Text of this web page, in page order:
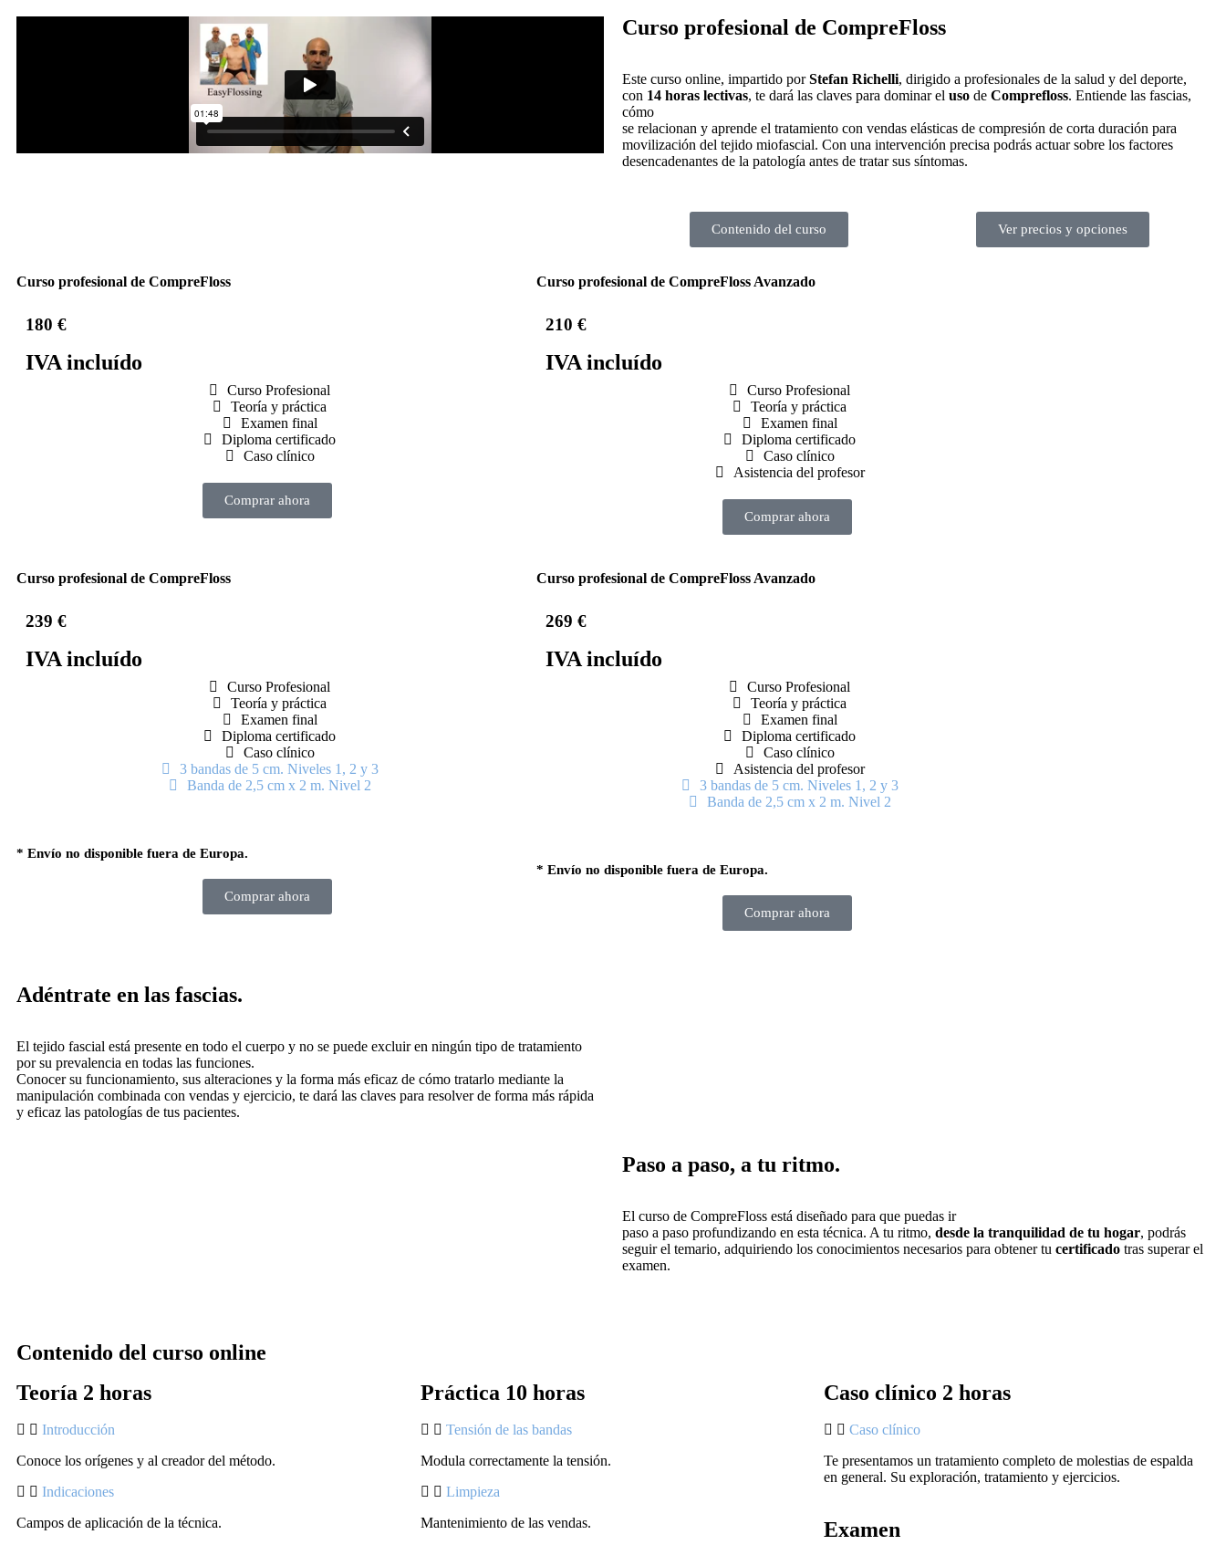
Curso profesional de CompreFloss
Este curso online, impartido porStefan Richelli, dirigido a profesionales de la salud y del deporte,
con 14 horas lectivas, te dará las claves para dominar el uso de Comprefloss. Entiende las fascias,
cómo
se relacionan y aprende el tratamiento con vendas elásticas de compresión de corta duración para
movilización del tejido miofascial. Con una intervención precisa podrás actuar sobre los factores
desencadenantes de la patología antes de tratar sus síntomas.
Contenido del curso Ver precios y opciones
Curso profesional de CompreFloss
180 €
IVA incluído
Curso Profesional
Teoría y práctica
Examen final
Diploma certificado
Caso clínico
Comprar ahora
Curso profesional de CompreFloss Avanzado
210 €
IVA incluído
Curso Profesional
Teoría y práctica
Examen final
Diploma certificado
Caso clínico
Asistencia del profesor
Comprar ahora
Curso profesional de CompreFloss
239 €
IVA incluído
Curso Profesional
Teoría y práctica
Examen final
Diploma certificado
Caso clínico
3 bandas de 5 cm. Niveles 1, 2 y 3
Banda de 2,5 cm x 2 m. Nivel 2
* Envío no disponible fuera de Europa.
Comprar ahora
Curso profesional de CompreFloss Avanzado
269 €
IVA incluído
Curso Profesional
Teoría y práctica
Examen final
Diploma certificado
Caso clínico
Asistencia del profesor
3 bandas de 5 cm. Niveles 1, 2 y 3
Banda de 2,5 cm x 2 m. Nivel 2
* Envío no disponible fuera de Europa.
Comprar ahora
Adéntrate en las fascias.
El tejido fascial está presente en todo el cuerpo y no se puede excluir en ningún tipo de tratamiento
por su prevalencia en todas las funciones.
Conocer su funcionamiento, sus alteraciones y la forma más eficaz de cómo tratarlo mediante la
manipulación combinada con vendas y ejercicio, te dará las claves para resolver de forma más rápida
y eficaz las patologías de tus pacientes.
Paso a paso, a tu ritmo.
El curso de CompreFloss está diseñado para que puedas ir
paso a paso profundizando en esta técnica. A tu ritmo, desde la tranquilidad de tu hogar, podrás
seguir el temario, adquiriendo los conocimientos necesarios para obtener tu certificado tras superar el
examen.
Contenido del curso online
Teoría 2 horas
Introducción
Conoce los orígenes y al creador del método.
Indicaciones
Campos de aplicación de la técnica.
Práctica 10 horas
Tensión de las bandas
Modula correctamente la tensión.
Limpieza
Mantenimiento de las vendas.
Caso clínico 2 horas
Caso clínico
Te presentamos un tratamiento completo de molestias de espalda
en general. Su exploración, tratamiento y ejercicios.
Examen